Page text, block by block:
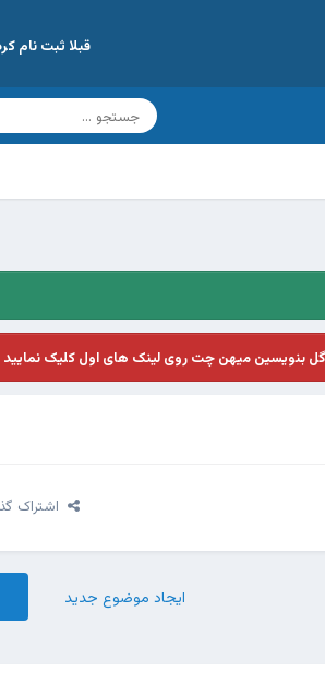
قبلا ثبت نام
بنویسین میهن چت روی لینک های اول کلیک نمایید
اشتراک
ایجاد موضوع جدید